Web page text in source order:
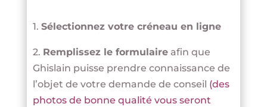
1. Sélectionnez votre créneau en ligne
2. Remplissez le formulaireafin que
Ghislain puisse prendre connaissance de
l’objet de votre demande de conseil (des
photos de bonne qualité vous seront